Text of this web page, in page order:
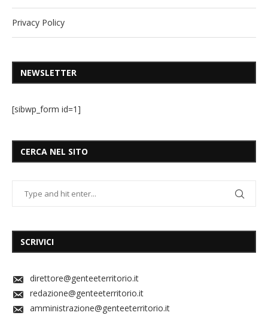
Privacy Policy
NEWSLETTER
[sibwp_form id=1]
CERCA NEL SITO
SCRIVICI
direttore@genteeterritorio.it
redazione@genteeterritorio.it
amministrazione@genteeterritorio.it